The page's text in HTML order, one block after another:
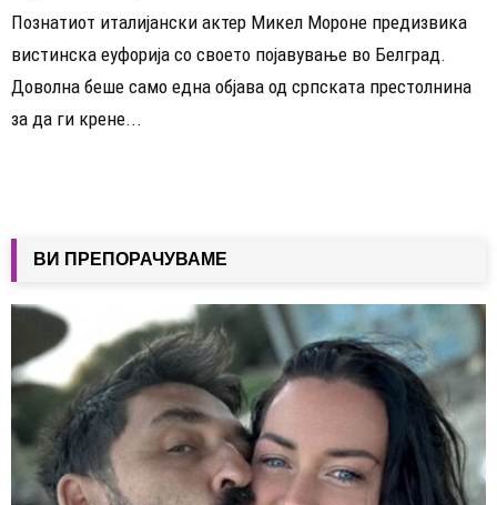
Познатиот италијански актер Микел Мороне предизвика
вистинска еуфорија со своето појавување во Белград.
Доволна беше само една објава од српската престолнина
за да ги крене...
ВИ ПРЕПОРАЧУВАМЕ